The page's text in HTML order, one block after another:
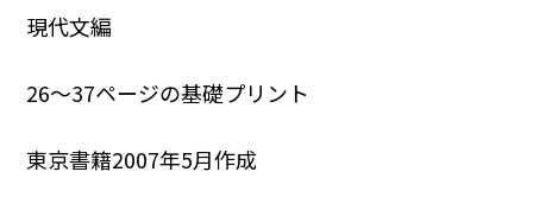
現代文編
26～37ページの基礎プリント
東京書籍2007年5月作成